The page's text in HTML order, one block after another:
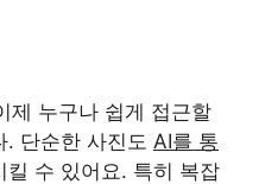
제 누구나 쉽게 접근할
. 단순한 사진도 AI를 통
킬 수 있어요. 특히 복잡